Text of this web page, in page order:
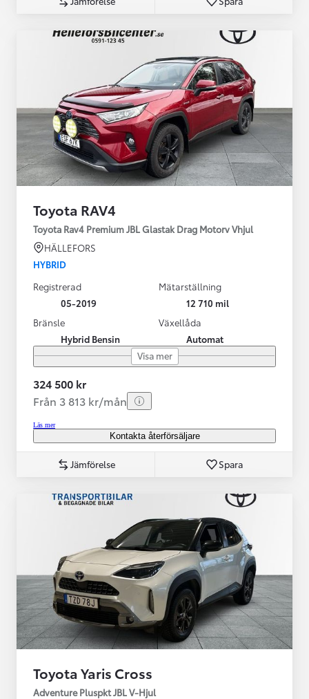
Toyota RAV4
Toyota Rav4 Premium JBL Glastak Drag Motorv Vhjul
HÄLLEFORS
HYBRID
Registrerad
05-2019
Mätarställning
12 710 mil
Bränsle
Hybrid Bensin
Växellåda
Automat
Visa mer
324 500 kr
Från 3 813 kr/mån
Läs mer
Kontakta återförsäljare
Jämförelse Spara
Toyota Yaris Cross
Adventure Pluspkt JBL V-Hjul